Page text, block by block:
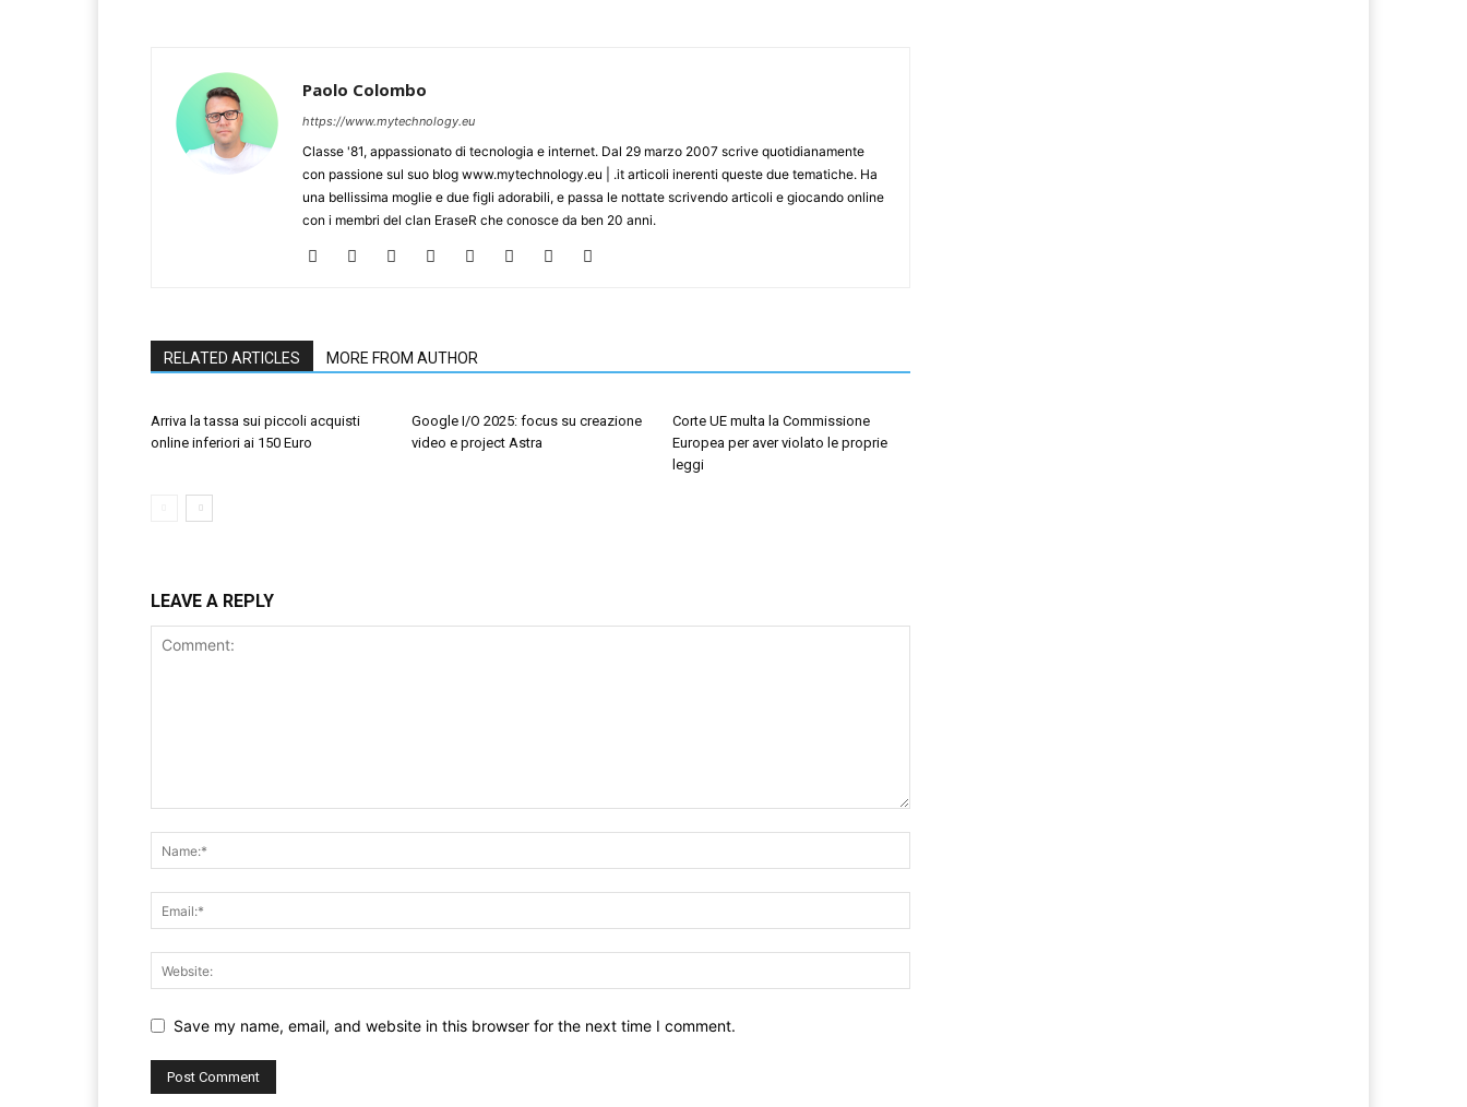
Paolo Colombo
https://www.mytechnology.eu
Classe '81, appassionato di tecnologia e internet. Dal 29 marzo 2007 scrive quotidianamente
con passione sul suo blog www.mytechnology.eu | .it articoli inerenti queste due tematiche. Ha
una bellissima moglie e due figli adorabili, e passa le nottate scrivendo articoli e giocando online
con i membri del clan EraseR che conosce da ben 20 anni.
RELATED ARTICLES MORE FROM AUTHOR
Arriva la tassa sui piccoli acquisti
online inferiori ai 150 Euro
Google I/O 2025: focus su creazione
video e project Astra
Corte UE multa la Commissione
Europea per aver violato le proprie
leggi
LEAVE A REPLY
Save my name, email, and website in this browser for the next time I comment.